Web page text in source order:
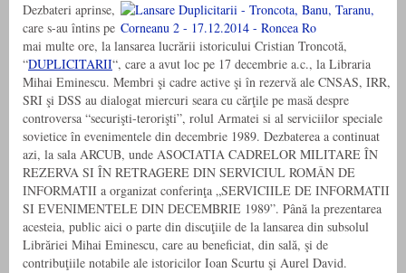
Dezbateri aprinse,
care s-au întins pe
mai multe ore, la lansarea lucrării istoricului Cristian Troncotă,
“DUPLICITARII“, care a avut loc pe 17 decembrie a.c., la Libraria
Mihai Eminescu. Membri şi cadre active şi în rezervă ale CNSAS, IRR,
SRI şi DSS au dialogat miercuri seara cu cărţile pe masă despre
controversa “securişti-terorişti”, rolul Armatei si al serviciilor speciale
sovietice în evenimentele din decembrie 1989. Dezbaterea a continuat
azi, la sala ARCUB, unde ASOCIATIA CADRELOR MILITARE ÎN
REZERVA SI ÎN RETRAGERE DIN SERVICIUL ROMÂN DE
INFORMATII a organizat conferinţa „SERVICIILE DE INFORMATII
SI EVENIMENTELE DIN DECEMBRIE 1989”. Până la prezentarea
acesteia, public aici o parte din discuţiile de la lansarea din subsolul
Librăriei Mihai Eminescu, care au beneficiat, din sală, şi de
contribuţiile notabile ale istoricilor Ioan Scurtu şi Aurel David.